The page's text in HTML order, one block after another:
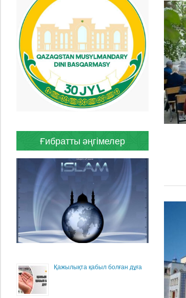
Ғибратты әңгімелер
Қажылықта қабыл болған дұға